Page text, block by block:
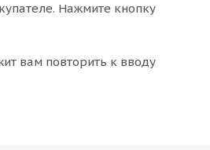
Нажмите кнопку
вам повторить к вводу